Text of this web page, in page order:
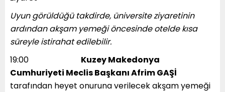
Uyun görüldüğü takdirde, üniversite ziyaretinin
ardından akşam yemeği öncesinde otelde kısa
süreyle istirahat edilebilir.
19:00 Kuzey Makedonya
Cumhuriyeti Meclis Başkanı Afrim GAŞİ
tarafından heyet onuruna verilecek akşam yemeği